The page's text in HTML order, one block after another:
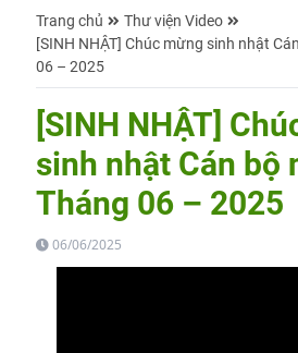
Trang chủ
Thư viện Video
[SINH NHẬT] Chúc mừng sinh nhật
06 – 2025
[SINH NHẬT]
sinh nhật Cán bộ
Tháng 06 – 2025
06/06/2025